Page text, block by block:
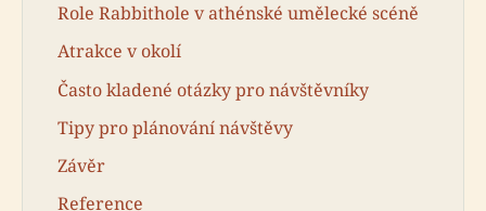
Role Rabbithole v athénské umělecké scéně
Atrakce v okolí
Často kladené otázky pro návštěvníky
Tipy pro plánování návštěvy
Závěr
Reference